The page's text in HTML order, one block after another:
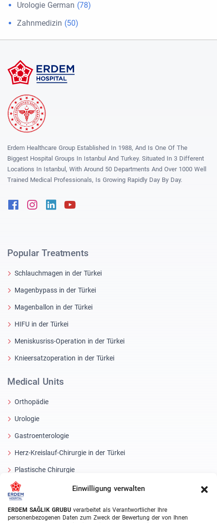
Einwilligung verwalten
ERDEM SAĞLIK GRUBU verarbeitet als Verantwortlicher Ihre
personenbezogenen Daten zum Zweck der Bewertung der von Ihnen
Urologie German (78)
Zahnmedizin (50)
Erdem Healthcare Group Established In 1988, And Is One Of The
Biggest Hospital Groups In Istanbul And Turkey. Situated In 3 Different
Locations In Istanbul, With Around 50 Departments And Over 1000 Well
Trained Medical Professionals, Is Growing Rapidly Day By Day.
FacebookInstagram
Linkedin
Popular Treatments
Schlauchmagen in der Türkei
Magenbypass in der Türkei
Magenballon in der Türkei
HIFU in der Türkei
Meniskusriss-Operation in der Türkei
Knieersatzoperation in der Türkei
Medical Units
Orthopädie
Urologie
Gastroenterologie
Herz-Kreislauf-Chirurgie in der Türkei
Plastische Chirurgie
Haartransplantationsbehandlungen
Laser Eye